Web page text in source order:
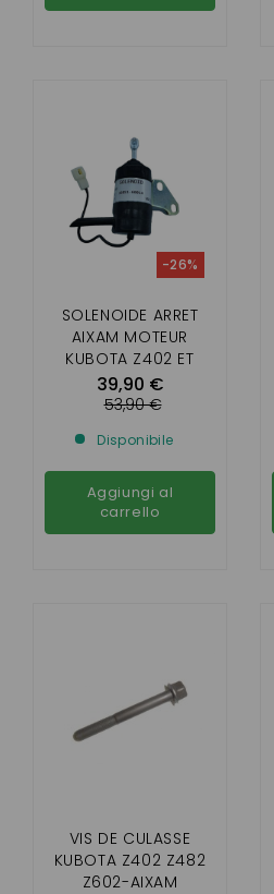
SOLENOIDE ARRET
AIXAM MOTEUR
KUBOTA Z402 ET
Z482
39,90 €
-26%
53,90 €
Disponibile
Aggiungi al
carrello
VIS DE CULASSE
KUBOTA Z402 Z482
Z602-AIXAM